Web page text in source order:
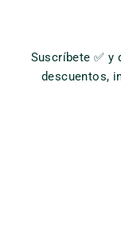
Suscríbete ✅
descuentos,